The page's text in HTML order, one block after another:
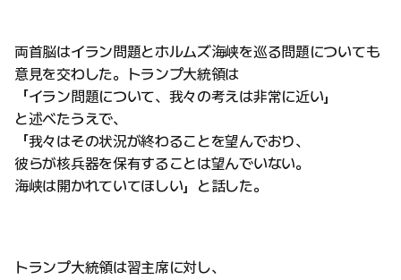
両首脳はイラン問題とホルムズ海峡を巡る問題についても
意見を交わした。トランプ大統領は
「イラン問題について、我々の考えは非常に近い」
と述べたうえで、
「我々はその状況が終わることを望んでおり、
彼らが核兵器を保有することは望んでいない。
海峡は開かれていてほしい」と話した。
トランプ大統領は習主席に対し、